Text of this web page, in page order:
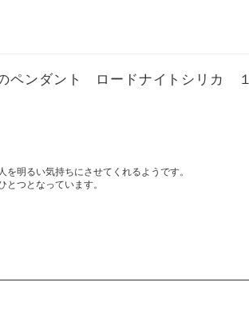
ペンダント ロードナイトシリカ
明るい気持ちにさせてくれるようです。
つとなっています。